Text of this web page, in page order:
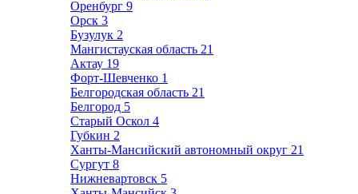
Оренбург 9
Орск 3
Бузулук 2
Мангистауская область 21
Актау 19
Форт-Шевченко 1
Белгородская область 21
Белгород 5
Старый Оскол 4
Губкин 2
Ханты-Мансийский автономный округ 21
Сургут 8
Нижневартовск 5